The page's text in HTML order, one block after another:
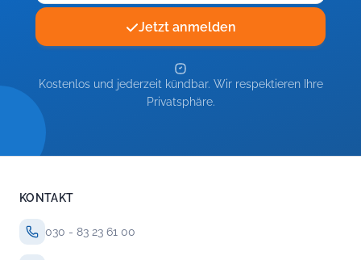
Jetzt anmelden
Kostenlos und jederzeit kündbar. Wir respektieren Ihre
Privatsphäre.
KONTAKT
030 - 83 23 61 00